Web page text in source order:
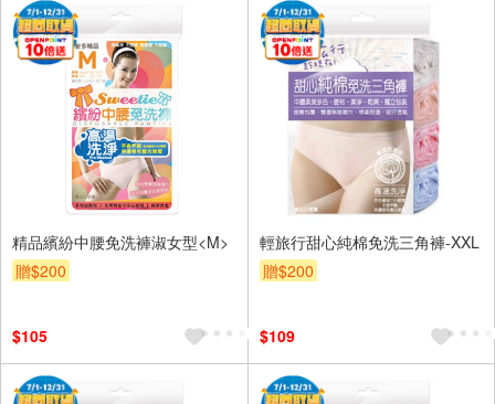
精品繽紛中腰免洗褲淑女型<M>
贈$200
$105
輕旅行甜心純棉免洗三角褲-XXL
贈$200
$109